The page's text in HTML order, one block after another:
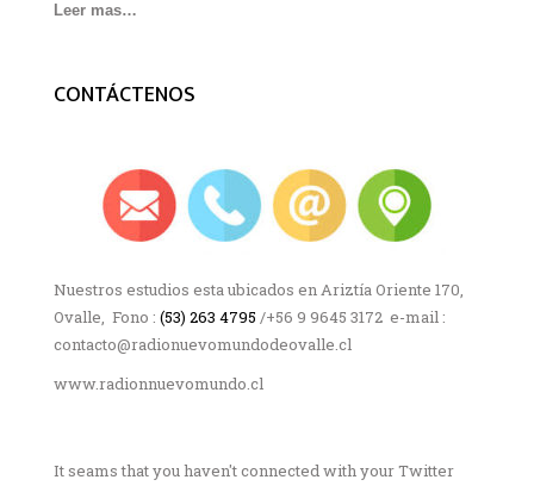
Leer mas…
CONTÁCTENOS
Nuestros estudios esta ubicados en Ariztía Oriente 170,
Ovalle, Fono : (53) 263 4795 /+56 9 9645 3172 e-mail :
contacto@radionuevomundodeovalle.cl
www.radionnuevomundo.cl
It seams that you haven't connected with your Twitter